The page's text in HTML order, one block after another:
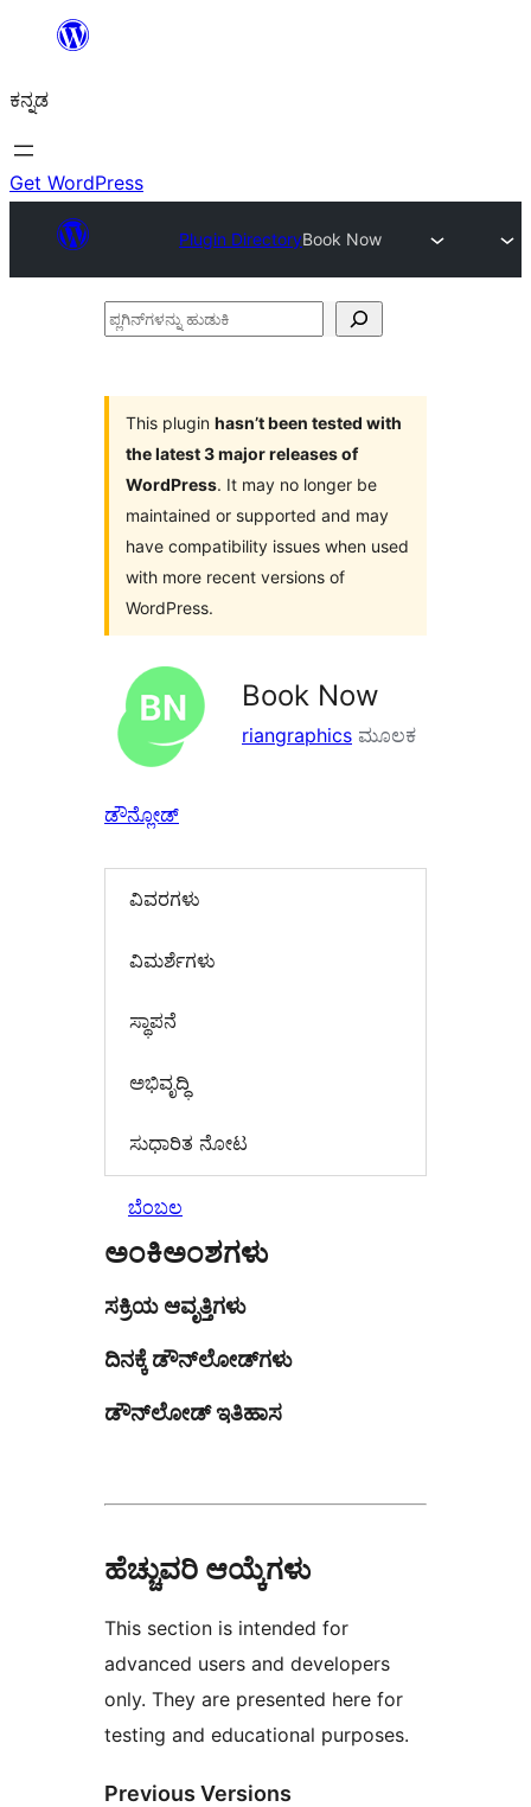
ವಿಷಯಕ್ಕೆ
ಕನ್ನಡ
Get WordPress
Plugin DirectoryBook Now
ಪ್ಲಗಿನ್‌ಗಳನ್ನು
This plugin hasn’t been tested with
the latest 3 major releases of
WordPress. It may no longer be
maintained or supported and may
have compatibility issues when used
with more recent versions of
WordPress.
Book Now
riangraphics ಮೂಲಕ
ಡೌನ್ಲೋಡ್
ವಿವರಗಳು
‍ವಿಮರ್ಶೆಗಳು‍
ಸ್ಥಾಪನೆ
ಅಭಿವೃದ್ಧಿ
ಸುಧಾರಿತ ನೋಟ
ಬೆಂಬಲ
ಅಂಕಿಅಂಶಗಳು
ಸಕ್ರಿಯ ಆವೃತ್ತಿಗಳು
ದಿನಕ್ಕೆ ಡೌನ್‌ಲೋಡ್‌ಗಳು
ಡೌನ್‌ಲೋಡ್ ಇತಿಹಾಸ
ಹೆಚ್ಚುವರಿ ಆಯ್ಕೆಗಳು
This section is intended for
advanced users and developers
only. They are presented here for
testing and educational purposes.
Previous Versions